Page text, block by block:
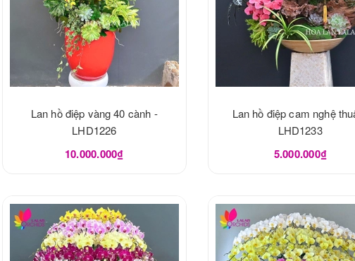
Lan hồ điệp vàng 40 cành -
LHD1226
10.000.000₫
Lan hồ điệp cam nghệ
LHD1233
5.000.000₫